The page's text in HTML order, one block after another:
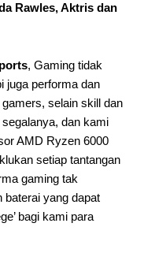
Rawles, Aktris dan
, Gaming tidak
juga performa dan
selain skill dan
dan kami
AMD Ryzen 6000
setiap tantangan
gaming tak
baterai yang dapat
bagi kami para